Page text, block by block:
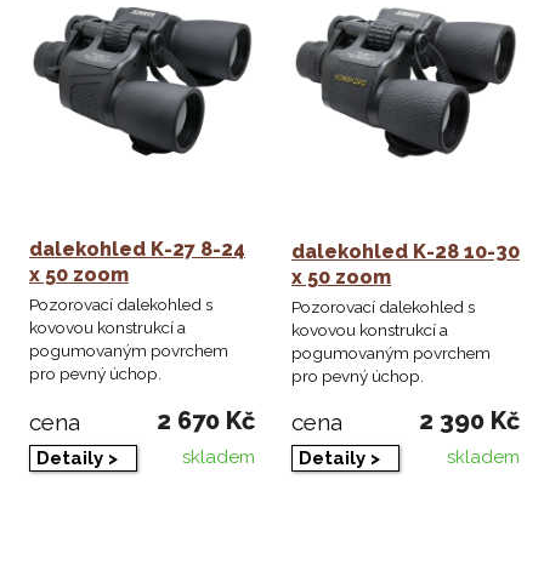
dalekohled K-27 8-24
x 50 zoom
Pozorovací dalekohled s
kovovou konstrukcí a
pogumovaným povrchem
pro pevný úchop.
cena 2 670 Kč
Detaily > skladem
dalekohled K-28 10-30
x 50 zoom
Pozorovací dalekohled s
kovovou konstrukcí a
pogumovaným povrchem
pro pevný úchop.
cena 2 390 Kč
Detaily > skladem